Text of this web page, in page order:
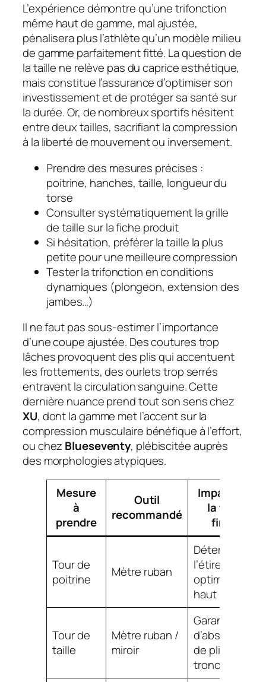
L’expérience démontre qu’une trifonction
même haut de gamme, mal ajustée,
pénalisera plus l’athlète qu’un modèle milieu
de gamme parfaitement fitté. La question de
la taille ne relève pas du caprice esthétique,
mais constitue l’assurance d’optimiser son
investissement et de protéger sa santé sur
la durée. Or, de nombreux sportifs hésitent
entre deux tailles, sacrifiant la compression
à la liberté de mouvement ou inversement.
Prendre des mesures précises :
poitrine, hanches, taille, longueur du
torse
Consulter systématiquement la grille
de taille sur la fiche produit
Si hésitation, préférer la taille la plus
petite pour une meilleure compression
Tester la trifonction en conditions
dynamiques (plongeon, extension des
jambes…)
Il ne faut pas sous-estimer l’importance
d’une coupe ajustée. Des coutures trop
lâches provoquent des plis qui accentuent
les frottements, des ourlets trop serrés
entravent la circulation sanguine. Cette
dernière nuance prend tout son sens chez
XU, dont la gamme met l’accent sur la
compression musculaire bénéfique à l’effort,
ou chez Blueseventy, plébiscitée auprès
des morphologies atypiques.
Mesure
à
prendre
Outil
recommandé
Impact sur
la taille
finale
Tour de
poitrine
Mètre ruban
Détermine
l’étirement
optimal du
haut
Tour de
taille
Mètre ruban /
miroir
Garantie
d’absence
de plis au
tronc